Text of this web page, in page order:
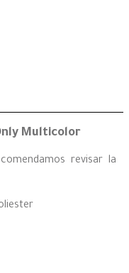
Multicolor
revisar la